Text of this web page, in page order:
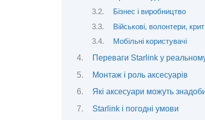
Бізнес і виробництво
Військові, волонтери,
Мобільні користувачі
Переваги Starlink у
Монтаж і роль аксесуарів
Які аксесуари можуть
Starlink і погодні умови